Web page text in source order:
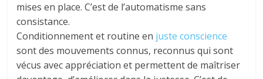
mises en place. C’est de l’automatisme sans
consistance.
Conditionnement et routine en juste conscience
sont des mouvements connus, reconnus qui sont
vécus avec appréciation et permettent de maîtriser